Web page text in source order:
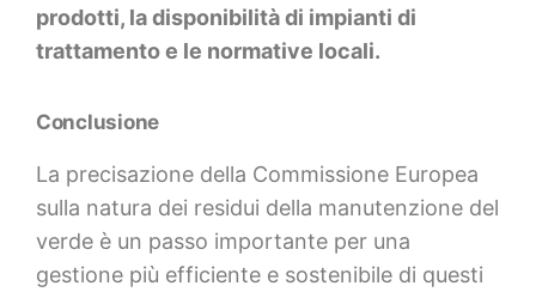
prodotti, la disponibilità di impianti di
trattamento e le normative locali.
Conclusione
La precisazione della Commissione Europea
sulla natura dei residui della manutenzione del
verde è un passo importante per una
gestione più efficiente e sostenibile di questi